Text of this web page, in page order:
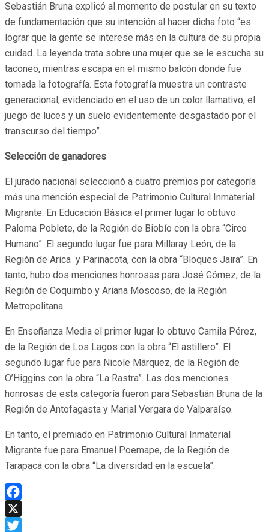
Sebastián Bruna explicó al momento de postular en su texto
de fundamentación que su intención al hacer dicha foto “es
lograr que la gente se interese más en la cultura de su propia
cuidad. La leyenda trata sobre una mujer que se le escucha su
taconeo, mientras escapa en el mismo balcón donde fue
tomada la fotografía. Esta fotografía muestra un contraste
generacional, evidenciado en el uso de un color llamativo, el
juego de luces y un suelo evidentemente desgastado por el
transcurso del tiempo”.
Selección de ganadores
El jurado nacional seleccionó a cuatro premios por categoría
más una mención especial de Patrimonio Cultural Inmaterial
Migrante. En Educación Básica el primer lugar lo obtuvo
Paloma Poblete, de la Región de Biobío con la obra “Circo
Humano”. El segundo lugar fue para Millaray León, de la
Región de Arica y Parinacota, con la obra “Bloques Jaira”. En
tanto, hubo dos menciones honrosas para José Gómez, de la
Región de Coquimbo y Ariana Moscoso, de la Región
Metropolitana.
En Enseñanza Media el primer lugar lo obtuvo Camila Pérez,
de la Región de Los Lagos con la obra “El astillero”. El
segundo lugar fue para Nicole Márquez, de la Región de
O’Higgins con la obra “La Rastra”. Las dos menciones
honrosas de esta categoría fueron para Sebastián Bruna de la
Región de Antofagasta y Marial Vergara de Valparaíso.
En tanto, el premiado en Patrimonio Cultural Inmaterial
Migrante fue para Emanuel Poemape, de la Región de
Tarapacá con la obra “La diversidad en la escuela”.
Facebook
X